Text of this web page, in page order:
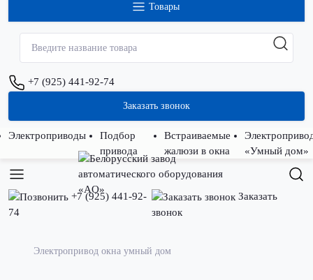
Товары
+7 (925) 441-92-74
Заказать звонок
Электроприводы
Подбор
привода
Встраиваемые
жалюзи в окна
«Умный дом»
+7 (925) 441-92-
74
Заказать
звонок
Электропривод окна умный дом